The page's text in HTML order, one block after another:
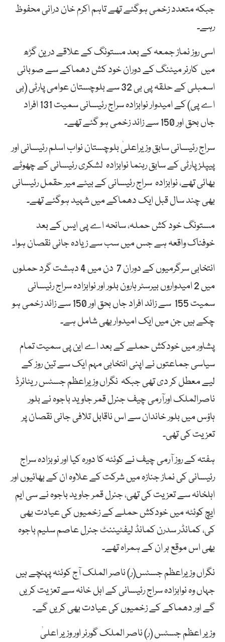
جبکہ متعدد زخمی ہوگئے تھے تاہم اکرم خان درانی محفوظ
رہے۔
اسی روز نماز جمعہ کے بعد مستونگ کے علاقے درین گڑھ
میں کارنر میٹنگ کے دوران خود کش دھماکے سے صوبائی
اسمبلی کے حلقہ پی بی 32 سے بلوچستان عوامی پارٹی (بی
اے پی) کے امیدوار نوابزادہ سراج رئیسانی سمیت 131 افراد
جاں بحق اور 150 سے زائد زخمی ہو گئے تھے۔
سراج رئیسانی سابق وزیراعلیٰ بلوچستان نواب اسلم رئیسانی اور
پیپلز پارٹی کے سابق رہنما نوابزادہ لشکری رئیسانی کے چھوٹے
بھائی تھے، نوابزادہ سراج رئیسانی کے بیٹے میر حقمل رئیسانی
بھی چند سال قبل ایک دھماکے میں شہید ہوگئے تھے۔
مستونگ خود کش حملہ، سانحہ اے پی ایس کے بعد
خوفناک واقعہ ہے جس میں سب سے زیادہ جانی نقصان ہوا۔
انتخابی سرگرمیوں کے دوران 7 دن میں 4 دہشت گرد حملوں
میں 2 امیدواروں بیرسٹر ہارون بلور اور نوابزادہ سراج رئیسانی
سمیت 155 سے زائد افراد جاں بحق اور 150 سے زائد زخمی ہو
چکے ہیں جن میں ایک امیدوار بھی شامل ہے۔
پشاور میں خودکش حملے کے بعد اے این پی سمیت تمام
سیاسی جماعتوں نے اپنی انتخابی مہم ایک سے تین روز کے
لیے معطل کر دی تھی جبکہ نگراں وزیراعظم جسٹس ریٹائرڈ
ناصرالملک اورآرمی چیف جنرل قمر جاوید باجوہ نے بلور
ہاؤس میں بلور خاندان سے اس ناقابل تلافی جانی نقصان پر
تعزیت کی تھی۔
ہفتہ کے روز آرمی چیف نے کوئٹہ کا دورہ کیا اور نوبزادہ سراج
رئیسانی کی نماز جنازہ میں شرکت کے علاوہ ان کے بھائیوں اور
اہلخانہ سے تعزیت کی تھی، جنرل قمر جاوید باجوہ نے سی ایم
ایچ کوئٹہ میں خودکش حملے کے زخمیوں کی عیادت بھی
کی، کمانڈر سدرن کمانڈ لیفٹیننٹ جنرل عاصم سلیم باجوہ
بھی اس موقع ہر ان کے ہمراہ تھے۔
نگراں وزیراعظم جسٹس(ر) ناصر الملک آج کوئٹہ پہنچے ہیں
جہاں وہ نوابزادہ سراج رئیسانی کے اہل خانہ سے تعزیت کریں
گے اور دھماکے کے زخمیوں کی عیادت بھی کریں گے۔
وزیر اعظم جسٹس (ر) ناصر الملک گورنر اور وزیر اعلیٰ